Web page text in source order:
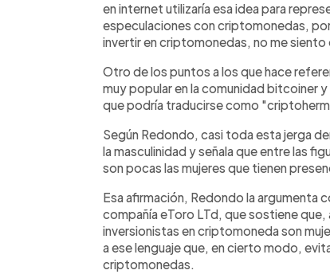
en internet utilizaría esa idea para
especulaciones con criptomonedas,
invertir en criptomonedas, no me
Otro de los puntos a los que hace
muy popular en la comunidad
que podría traducirse como
Según Redondo, casi toda esta jerga
la masculinidad y señala que entre las
son pocas las mujeres que tienen
Esa afirmación, Redondo la argumenta
compañía eToro LTd, que sostiene que,
inversionistas en criptomoneda son
a ese lenguaje que, en cierto modo,
criptomonedas.